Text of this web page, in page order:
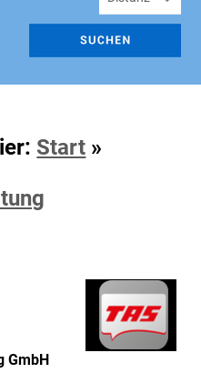
Start »
GmbH